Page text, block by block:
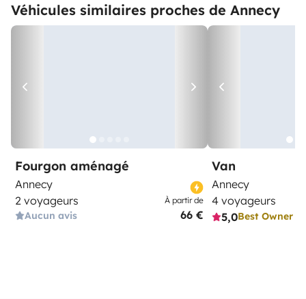
Véhicules similaires proches de Annecy
Fourgon aménagé
Annecy
2 voyageurs
Aucun avis
À partir de
66 €
Van
Annecy
4 voyageurs
5,0Best Owner